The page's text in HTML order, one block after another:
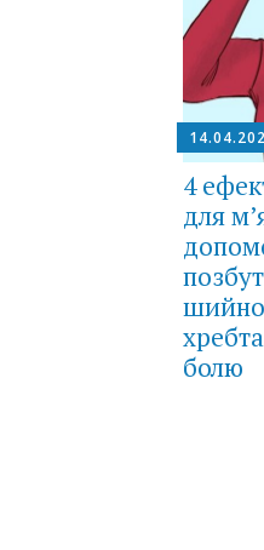
4
для
болю